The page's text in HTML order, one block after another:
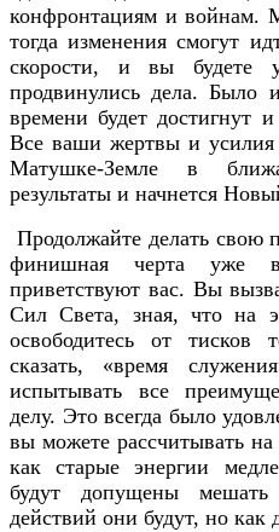
конфронтациям и войнам.
тогда изменения смогут
скорости, и вы будете
продвинулись дела. Было
времени будет достигнут
Все ваши жертвы и
Матушке-Земле в
результаты и начнется
Продолжайте делать свою
финишная черта уже
приветствуют вас. Вы
Сил Света, зная, что на
освободитесь от
сказать, «время
испытывать все
делу. Это всегда было
вы можете рассчитывать
как старые энергии
будут допущены
действий они будут, но как